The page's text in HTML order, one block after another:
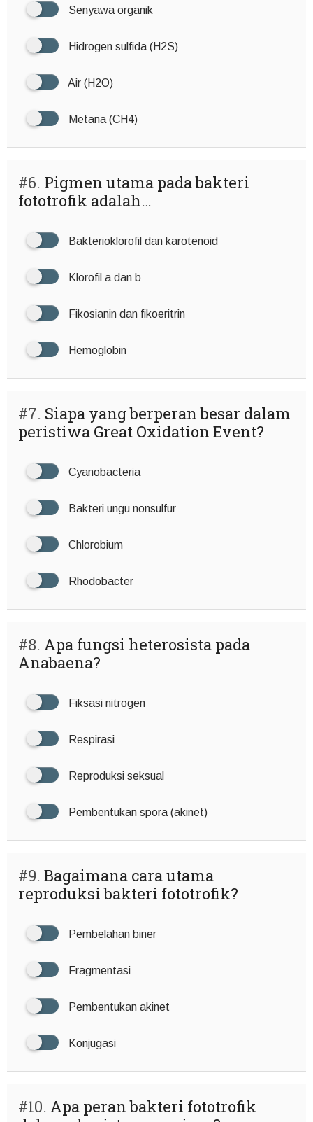
Senyawa organik
Hidrogen sulfida (H2S)
Air (H2O)
Metana (CH4)
#6. Pigmen utama pada bakteri
fototrofik adalah…
Bakterioklorofil dan karotenoid
Klorofil a dan b
Fikosianin dan fikoeritrin
Hemoglobin
#7. Siapa yang berperan besar dalam
peristiwa Great Oxidation Event?
Cyanobacteria
Bakteri ungu nonsulfur
Chlorobium
Rhodobacter
#8. Apa fungsi heterosista pada
Anabaena?
Fiksasi nitrogen
Respirasi
Reproduksi seksual
Pembentukan spora (akinet)
#9. Bagaimana cara utama
reproduksi bakteri fototrofik?
Pembelahan biner
Fragmentasi
Pembentukan akinet
Konjugasi
#10. Apa peran bakteri fototrofik